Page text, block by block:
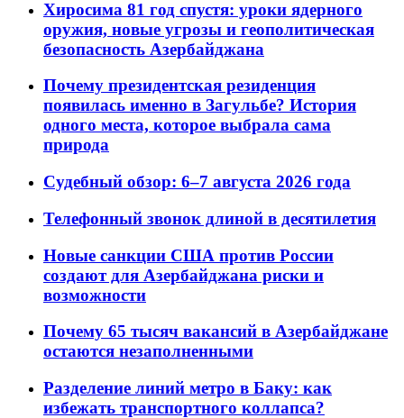
Хиросима 81 год спустя: уроки ядерного
оружия, новые угрозы и геополитическая
безопасность Азербайджана
Почему президентская резиденция
появилась именно в Загульбе? История
одного места, которое выбрала сама
природа
Судебный обзор: 6–7 августа 2026 года
Телефонный звонок длиной в десятилетия
Новые санкции США против России
создают для Азербайджана риски и
возможности
Почему 65 тысяч вакансий в Азербайджане
остаются незаполненными
Разделение линий метро в Баку: как
избежать транспортного коллапса?